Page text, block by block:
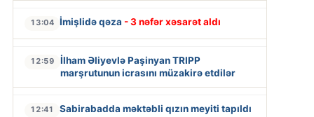
13:04 İmişlidə qəza - 3 nəfər xəsarət aldı
12:59
İlham Əliyevlə Paşinyan TRIPP
marşrutunun icrasını müzakirə etdilər
12:41 Sabirabadda məktəbli qızın meyiti tapıldı